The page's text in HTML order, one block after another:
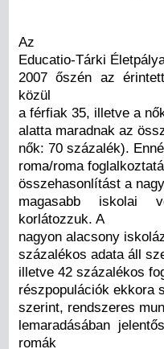
Az
Educatio-Tárki
2007 őszén az
közül
a férfiak 35, illetve a
alatta maradnak az
nők: 70 százalék).
roma/roma
összehasonlítást a
magasabb iskolai
korlátozzuk. A
nagyon alacsony
százalékos adata áll
illetve 42 százalékos
részpopulációk ekkora
szerint, rendszeres
lemaradásában
romák